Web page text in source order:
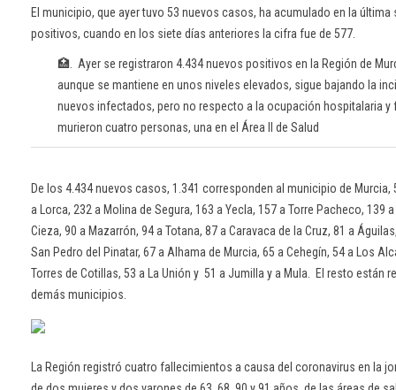
El municipio, que ayer tuvo 53 nuevos casos, ha acumulado en la última
positivos, cuando en los siete días anteriores la cifra fue de 577.
🏥. Ayer se registraron 4.434 nuevos positivos en la Región de
aunque se mantiene en unos niveles elevados, sigue bajando la
nuevos infectados, pero no respecto a la ocupación hospitalaria y
murieron cuatro personas, una en el Área II de Salud
De los 4.434 nuevos casos, 1.341 corresponden al municipio de Murcia,
a Lorca, 232 a Molina de Segura, 163 a Yecla, 157 a Torre Pacheco, 139
Cieza, 90 a Mazarrón, 94 a Totana, 87 a Caravaca de la Cruz, 81 a
San Pedro del Pinatar, 67 a Alhama de Murcia, 65 a Cehegín, 54 a Los
Torres de Cotillas, 53 a La Unión y 51 a Jumilla y a Mula. El resto están
demás municipios.
La Región registró cuatro fallecimientos a causa del coronavirus en la